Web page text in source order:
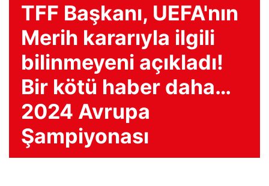
TFF Başkanı, UEFA'nın
Merih kararıyla ilgili
bilinmeyeni açıkladı!
Bir kötü haber daha…
2024 Avrupa
Şampiyonası